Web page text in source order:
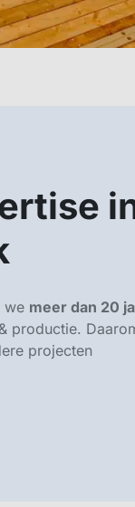
we meer dan 20
productie.
projecten